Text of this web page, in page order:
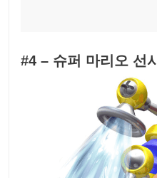
#4 – 슈퍼 마리오 선